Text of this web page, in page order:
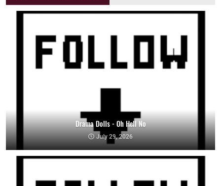
Drama Dolls - Oh Hell No
July 29, 2026